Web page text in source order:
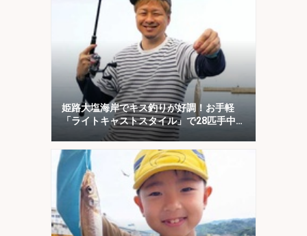
姫路大塩海岸でキス釣りが好調！お手軽
「ライトキャストスタイル」で28匹手中